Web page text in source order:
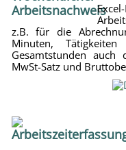
z.B. für die
Minuten,
Gesamtstunden auch
MwSt-Satz und